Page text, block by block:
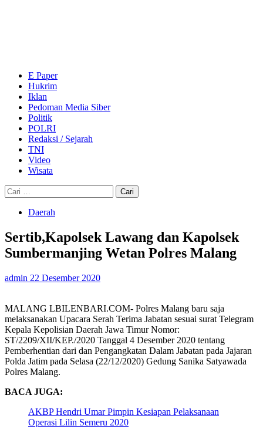
E Paper
Hukrim
Iklan
Pedoman Media Siber
Politik
POLRI
Redaksi / Sejarah
TNI
Video
Wisata
Cari
untuk:
Daerah
Sertib,Kapolsek Lawang dan Kapolsek
Sumbermanjing Wetan Polres Malang
admin 22 Desember 2020
MALANG LBILENBARI.COM- Polres Malang baru saja
melaksanakan Upacara Serah Terima Jabatan sesuai surat Telegram
Kepala Kepolisian Daerah Jawa Timur Nomor:
ST/2209/XII/KEP./2020 Tanggal 4 Desember 2020 tentang
Pemberhentian dari dan Pengangkatan Dalam Jabatan pada Jajaran
Polda Jatim pada Selasa (22/12/2020) Gedung Sanika Satyawada
Polres Malang.
BACA JUGA:
AKBP Hendri Umar Pimpin Kesiapan Pelaksanaan
Operasi Lilin Semeru 2020